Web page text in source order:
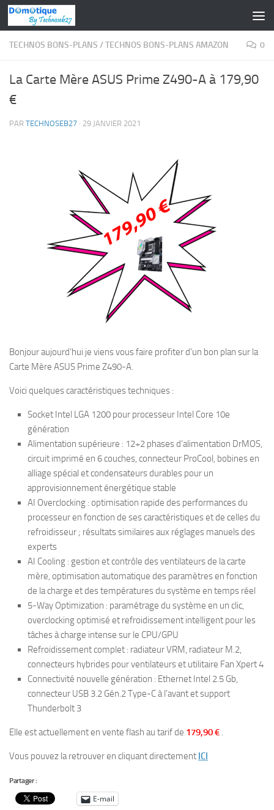
Skip to content
TECHNOS BONS-PLANS /TECHNOS BONS-PLANS AMAZON 0
La Carte Mère ASUS Prime Z490-A à 179,90
€
PAR TECHNOSEB27 · 29 JANVIER 2021
Bonjour aujourd’hui je viens vous faire profiter d’un bon plan sur la
Carte Mère ASUS Prime Z490-A.
Voici quelques caractéristiques techniques :
Socket Intel LGA 1200 pour processeur Intel Core 10e
génération
Alimentation supérieure : 12+2 phases d’alimentation DrMOS,
circuit imprimé en 6 couches, connecteur ProCool, bobines en
alliage spécial et condensateurs durables pour un
approvisionnement énergétique stable
AI Overclocking : optimisation rapide des performances du
processeur en fonction de ses caractéristiques et de celles du
refroidisseur ; résultats similaires aux réglages manuels des
experts
AI Cooling : gestion et contrôle des ventilateurs de la carte
mère, optimisation automatique des paramètres en fonction
de la charge et des températures du système en temps réel
5-Way Optimization : paramétrage du système en un clic,
overclocking optimisé et refroidissement intelligent pour les
tâches à charge intense sur le CPU/GPU
Refroidissement complet : radiateur VRM, radiateur M.2,
connecteurs hybrides pour ventilateurs et utilitaire Fan Xpert 4
Connectivité nouvelle génération : Ethernet Intel 2.5 Gb,
connecteur USB 3.2 Gén.2 Type-C à l’avant et support
Thunderbolt 3
Elle est actuellement en vente flash au tarif de 179,90 € .
Vous pouvez la retrouver en cliquant directement ICI
Partager :
E-mail